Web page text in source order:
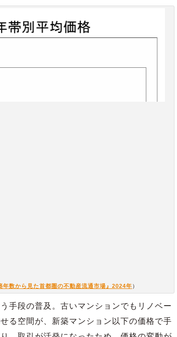
年数から見た首都圏の不動産流通市場』2024年 ）
手段の普及。古いマンションでもリノベー
る空間が、新築マンション以下の価格で手